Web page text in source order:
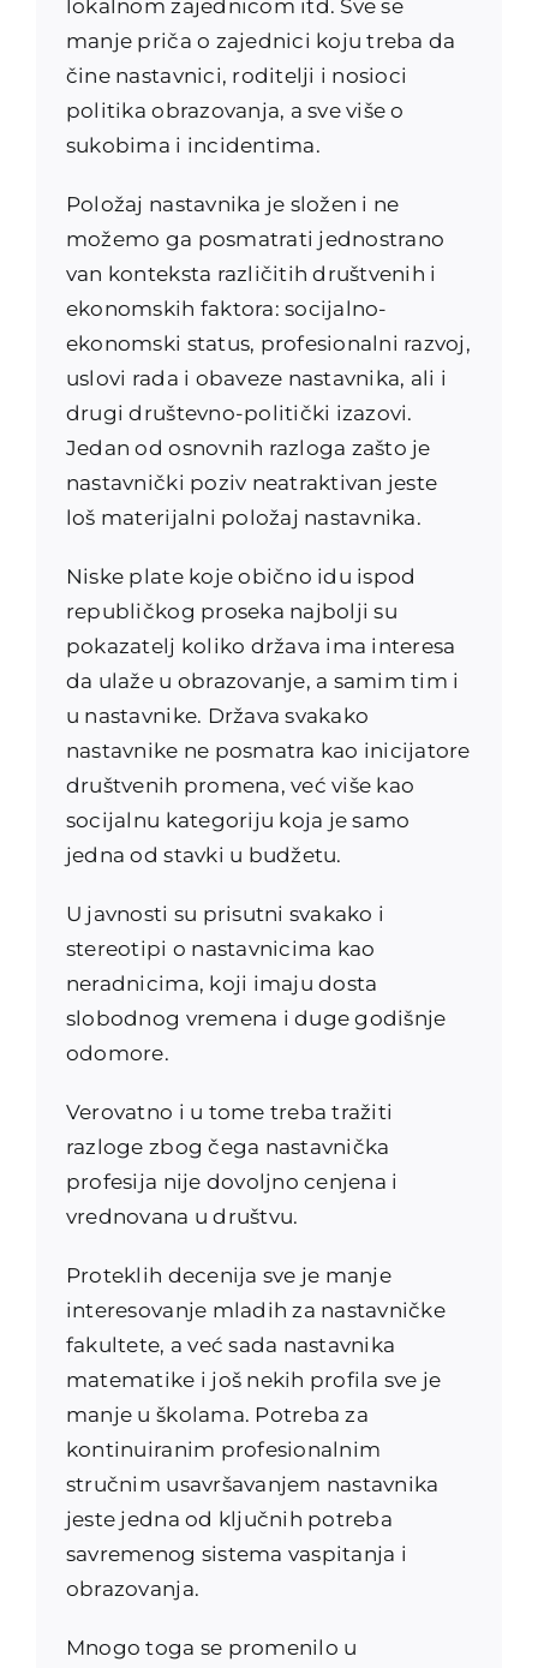
lokalnom zajednicom itd. Sve se
manje priča o zajednici koju treba da
čine nastavnici, roditelji i nosioci
politika obrazovanja, a sve više o
sukobima i incidentima.
Položaj nastavnika je složen i ne
možemo ga posmatrati jednostrano
van konteksta različitih društvenih i
ekonomskih faktora: socijalno-
ekonomski status, profesionalni razvoj,
uslovi rada i obaveze nastavnika, ali i
drugi društevno-politički izazovi.
Jedan od osnovnih razloga zašto je
nastavnički poziv neatraktivan jeste
loš materijalni položaj nastavnika.
Niske plate koje obično idu ispod
republičkog proseka najbolji su
pokazatelj koliko država ima interesa
da ulaže u obrazovanje, a samim tim i
u nastavnike. Država svakako
nastavnike ne posmatra kao inicijatore
društvenih promena, već više kao
socijalnu kategoriju koja je samo
jedna od stavki u budžetu.
U javnosti su prisutni svakako i
stereotipi o nastavnicima kao
neradnicima, koji imaju dosta
slobodnog vremena i duge godišnje
odomore.
Verovatno i u tome treba tražiti
razloge zbog čega nastavnička
profesija nije dovoljno cenjena i
vrednovana u društvu.
Proteklih decenija sve je manje
interesovanje mladih za nastavničke
fakultete, a već sada nastavnika
matematike i još nekih profila sve je
manje u školama. Potreba za
kontinuiranim profesionalnim
stručnim usavršavanjem nastavnika
jeste jedna od ključnih potreba
savremenog sistema vaspitanja i
obrazovanja.
Mnogo toga se promenilo u